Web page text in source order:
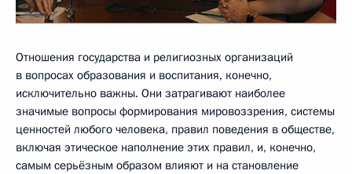
Отношения государства и религиозных организаций
в вопросах образования и воспитания, конечно,
исключительно важны. Они затрагивают наиболее
значимые вопросы формирования мировоззрения, системы
ценностей любого человека, правил поведения в обществе,
включая этическое наполнение этих правил, и, конечно,
самым серьёзным образом влияют и на становление